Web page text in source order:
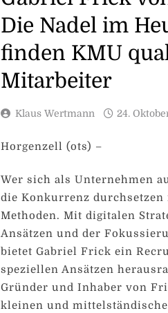
Die Nadel im
finden KMU
Mitarbeiter
Klaus Wertmann 24.
Horgenzell (ots) –
Wer sich als Unternehmen
die Konkurrenz durchsetzen
Methoden. Mit digitalen
Ansätzen und der
bietet Gabriel Frick ein
speziellen Ansätzen
Gründer und Inhaber von
kleinen und